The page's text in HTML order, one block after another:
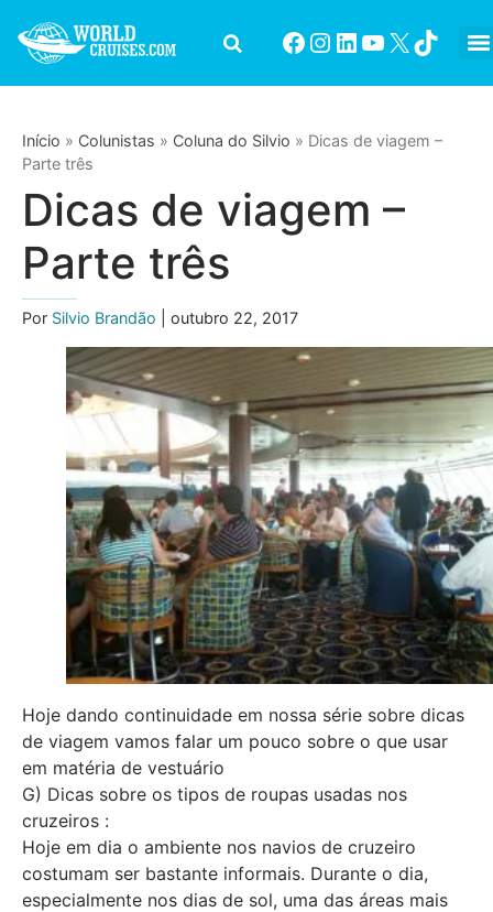
Início » Colunistas » Coluna do Silvio » Dicas de viagem –
Parte três
Dicas de viagem –
Parte três
Por Silvio Brandão | outubro 22, 2017
Hoje dando continuidade em nossa série sobre dicas
de viagem vamos falar um pouco sobre o que usar
em matéria de vestuário
G) Dicas sobre os tipos de roupas usadas nos
cruzeiros :
Hoje em dia o ambiente nos navios de cruzeiro
costumam ser bastante informais. Durante o dia,
especialmente nos dias de sol, uma das áreas mais